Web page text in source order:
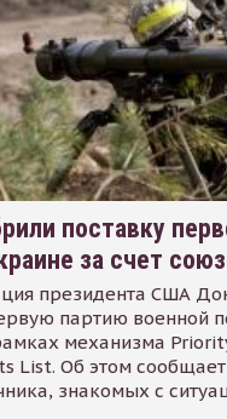
поставку
за счет
президента США
партию военной
механизма
List. Об этом
знакомых с